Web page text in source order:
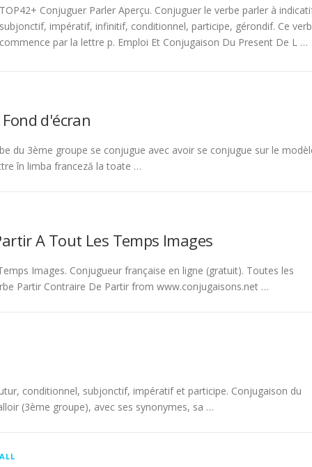
TOP42+ Conjuguer Parler Aperçu. Conjuguer le verbe parler à
subjonctif, impératif, infinitif, conditionnel, participe, gérondif. Ce
commence par la lettre p. Emploi Et Conjugaison Du Present De L …
d'écran
du 3ème groupe se conjugue avec avoir se conjugue sur le
în limba franceză la toate …
A Tout Les Temps Images
Images. Conjugueur française en ligne (gratuit). Toutes les
Partir Contraire De Partir from www.conjugaisons.net …
conditionnel, subjonctif, impératif et participe. Conjugaison du
(3ème groupe), avec ses synonymes, sa …
ALL